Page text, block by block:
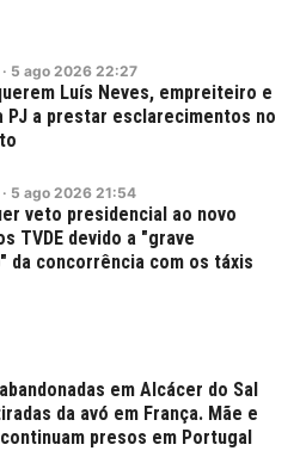
· 5 ago 2026 22:27
Luís Neves, empreiteiro e
PJ a prestar esclarecimentos no
· 5 ago 2026 21:54
veto presidencial ao novo
TVDE devido a "grave
da concorrência com os táxis
em Alcácer do Sal
da avó em França. Mãe e
presos em Portugal